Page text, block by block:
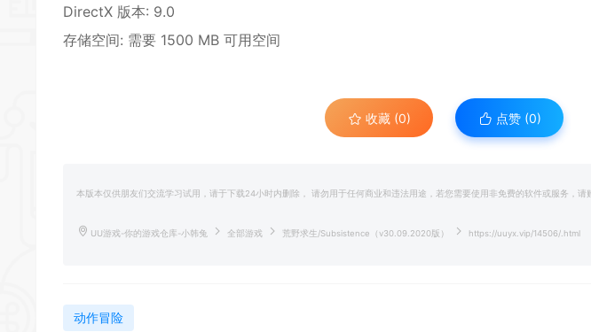
DirectX 版本: 9.0
存储空间: 需要 1500 MB 可用空间
收藏 (0) 点赞 (0)
本版本仅供朋友们交流学习试用，请于下载24小时内删除， 请勿用于任何商业和违法用途，若您需要使用非免费的软件或服务，请
UU游戏-你的游戏仓库-小韩兔 全部游戏 荒野求生/Subsistence（v30.09.2020版） https://uuyx.vip/14506/.html
动作冒险